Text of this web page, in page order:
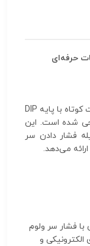
ولوم هرزگرد کد 7 یک ولوم دیکودر نیم تخت کوتاه با پایه DIP
شده است. این
فشار دادن سر
می‌دهد.
فشار سر ولوم
و